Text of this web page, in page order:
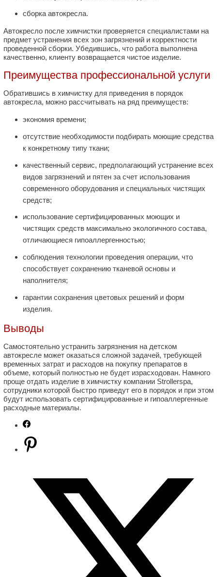
сборка автокресла.
Автокресло после химчистки проверяется специалистами на
предмет устранения всех зон загрязнений и корректности
проведенной сборки. Убедившись, что работа выполнена
качественно, клиенту возвращается чистое изделие.
Преимущества профессиональной услуги
Обратившись в химчистку для приведения в порядок
автокресла, можно рассчитывать на ряд преимуществ:
экономия времени;
отсутствие необходимости подбирать моющие средства
к конкретному типу ткани;
качественный сервис, предполагающий устранение всех
видов загрязнений и пятен за счет использования
современного оборудования и специальных чистящих
средств;
использование сертифицированных моющих и
чистящих средств максимально экологичного состава,
отличающиеся гипоаллергенностью;
соблюдения технологии проведения операции, что
способствует сохранению тканевой основы и
наполнителя;
гарантии сохранения цветовых решений и форм
изделия.
Выводы
Самостоятельно устранить загрязнения на детском
автокресле может оказаться сложной задачей, требующей
временных затрат и расходов на покупку препаратов в
объеме, который полностью не будет израсходован. Намного
проще отдать изделие в химчистку компании Strollerspa,
сотрудники которой быстро приведут его в порядок и при этом
будут использовать сертифицированные и гипоаллергенные
расходные материалы.